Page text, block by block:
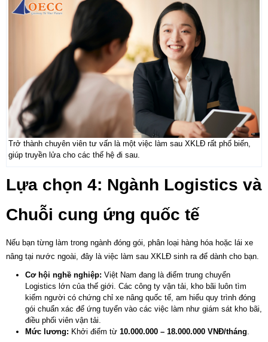
Trở thành chuyên viên tư vấn là một việc làm sau XKLĐ rất phổ biến,
giúp truyền lửa cho các thế hệ đi sau.
Lựa chọn 4: Ngành Logistics và
Chuỗi cung ứng quốc tế
Nếu bạn từng làm trong ngành đóng gói, phân loại hàng hóa hoặc lái xe
nâng tại nước ngoài, đây là việc làm sau XKLĐ sinh ra để dành cho bạn.
Cơ hội nghề nghiệp: Việt Nam đang là điểm trung chuyển
Logistics lớn của thế giới. Các công ty vận tải, kho bãi luôn tìm
kiếm người có chứng chỉ xe nâng quốc tế, am hiểu quy trình đóng
gói chuẩn xác để ứng tuyển vào các việc làm như giám sát kho bãi,
điều phối viên vận tải.
Mức lương: Khởi điểm từ 10.000.000 – 18.000.000 VNĐ/tháng.